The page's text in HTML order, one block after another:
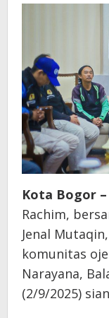
Kota Bogor –
Rachim,
Jenal
komunitas
Narayana,
(2/9/2025)